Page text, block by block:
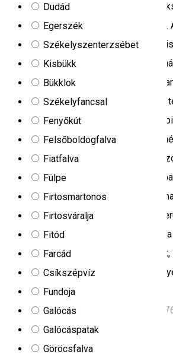
Dudád
Egerszék
Székelyszenterzsébet
Kisbükk
Bükklok
Székelyfancsal
Fenyőkút
Felsőboldogfalva
Fiatfalva
Fülpe
Firtosmartonos
Firtosváralja
Fitód
Farcád
Csíkszépvíz
Fundoja
Galócás
Galócáspatak
Göröcsfalva
innen tizenegy km-re Homoródfürdő
környezet a nyugalom, a csend
házak udvara, a hűs diófa árnyéka
programok megszervezésére. A négy
vendéget tudunk fogadni, ugyanakkor
termünk, ami a csoportműhelyeknek ad
estéket kellemes, borozásra alkalmas
ide látogatók. A környék nemcsak
túrázásra is van lehetőség a Vargyas
feltérképezhető a völgy leghosszabb
barlang (1527 m). Kikapcsolódást
homoródszentpáli természetvédelmi
ugyanakkor sporthorgászatra,
környéken. Ha télen látogatnak
Homoródfürdőn, vagy élvezhetik a
kikapcsolódási lehetőségeket.
22 szám, Abàsfalva, Romania,
Apartman